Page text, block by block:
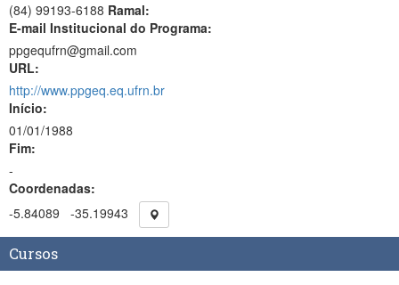
(84) 99193-6188 Ramal:
E-mail Institucional do Programa:
ppgequfrn@gmail.com
URL:
http://www.ppgeq.eq.ufrn.br
Início:
01/01/1988
Fim:
-
Coordenadas:
-5.84089
-35.19943
Cursos